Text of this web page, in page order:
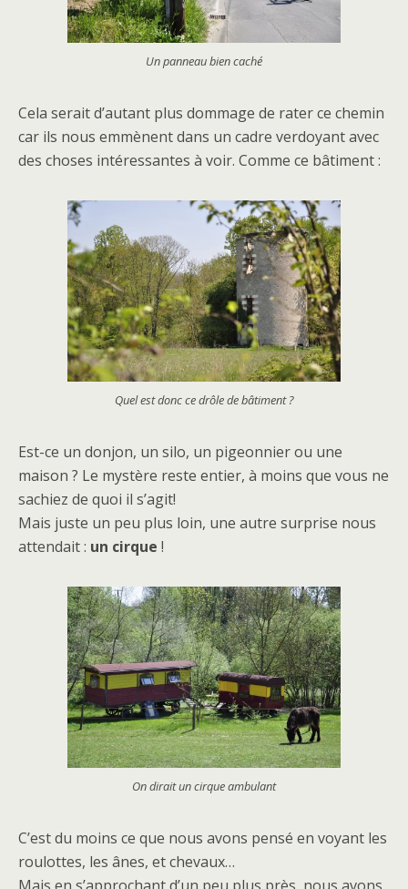
Un panneau bien caché
Cela serait d’autant plus dommage de rater ce chemin
car ils nous emmènent dans un cadre verdoyant avec
des choses intéressantes à voir. Comme ce bâtiment :
Quel est donc ce drôle de bâtiment ?
Est-ce un donjon, un silo, un pigeonnier ou une
maison ? Le mystère reste entier, à moins que vous ne
sachiez de quoi il s’agit!
Mais juste un peu plus loin, une autre surprise nous
attendait : un cirque !
On dirait un cirque ambulant
C’est du moins ce que nous avons pensé en voyant les
roulottes, les ânes, et chevaux…